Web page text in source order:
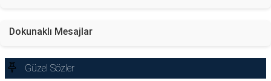
Dokunaklı Mesajlar
Güzel Sözler